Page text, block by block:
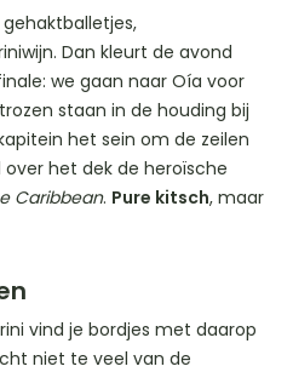
Dan kleurt de avond
we gaan naar Oía voor
staan in de houding bij
het sein om de zeilen
het dek de heroïsche
Caribbean. Pure kitsch, maar
vind je bordjes met daarop
niet te veel van de